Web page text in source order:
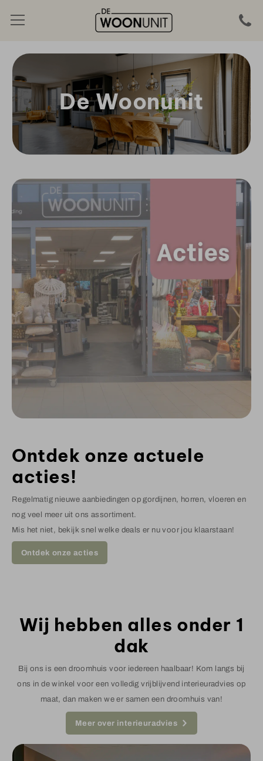
De Woonunit
Ontdek onze actuele
acties!
Regelmatig nieuwe aanbiedingen op gordijnen, horren, vloeren en
nog veel meer uit ons assortiment.
Mis het niet, bekijk snel welke deals er nu voor jou klaarstaan!
Ontdek onze acties
Wij hebben alles onder 1
dak
Bij ons is een droomhuis voor iedereen haalbaar! Kom langs bij
ons in de winkel voor een volledig vrijblijvend interieuradvies op
maat, dan maken we er samen een droomhuis van!
Meer over interieuradvies